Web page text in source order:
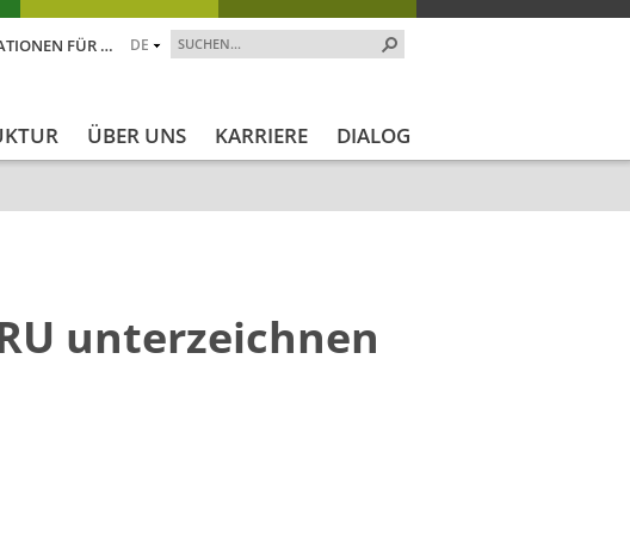
DE
FÜR …
ÜBER UNS KARRIERE DIALOG
unterzeichnen